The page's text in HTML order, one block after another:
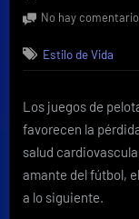
on
No hay
Estilo de Vida
Los juegos de
favorecen la
salud
amante del fútbol,
a lo siguiente.